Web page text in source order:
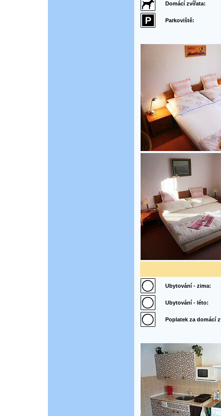
Domácí zvířata:
Parkoviště:
Ubytování - zima:
Ubytování - léto:
Poplatek za domácí